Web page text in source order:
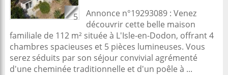
5
Annonce n°19293089 : Venez
découvrir cette belle maison
familiale de 112 m² située à L'Isle-en-Dodon, offrant 4
chambres spacieuses et 5 pièces lumineuses. Vous
serez séduits par son séjour convivial agrémenté
d'une cheminée traditionnelle et d'un poêle à ...